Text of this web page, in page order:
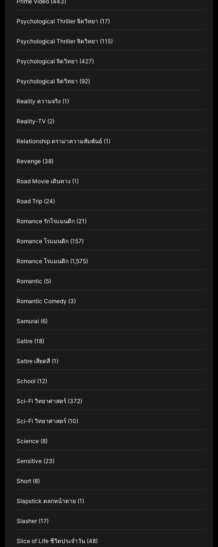
Psychological Thriller จิตวิทยา (17)
Psychological Thriller จิตวิทยา (115)
Psychological จิตวิทยา (427)
Psychological จิตวิทยา (92)
Reality ความจริง (1)
Reality-TV (2)
Relationship ดราม่าความสัมพันธ์ (1)
Revenge (38)
Road Movie เดินทาง (1)
Road Trip (24)
Romance รักโรแมนติก (21)
Romance โรแมนติก (157)
Romance โรแมนติก (1,575)
Romantic (5)
Romantic Comedy (3)
Samurai (6)
Satire (18)
Satire เสียดสี (1)
School (12)
Sci-Fi วิทยาศาสตร์ (372)
Sci-Fi วิทยาศาสตร์ (10)
Science (8)
Sensitive (23)
Short (8)
Slapstick ตลกหน้าตาย (1)
Slasher(17)
Slice of Life ชีวิตประจำวัน (48)